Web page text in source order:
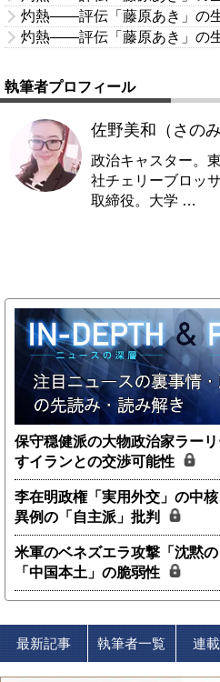
灼熱――評伝「藤原あき」の
灼熱――評伝「藤原あき」の
執筆者プロフィール
佐野美和（さのみ
政治キャスター。
社チェリーブロッ
取締役。大学 …
保守穏健派の大物政治家ラー
すイランとの交渉可能性
李在明政権「実用外交」の中
異例の「自主派」批判
米軍のベネズエラ攻撃「沈黙
「中国本土」の脆弱性
最新記事 執筆者一覧 連